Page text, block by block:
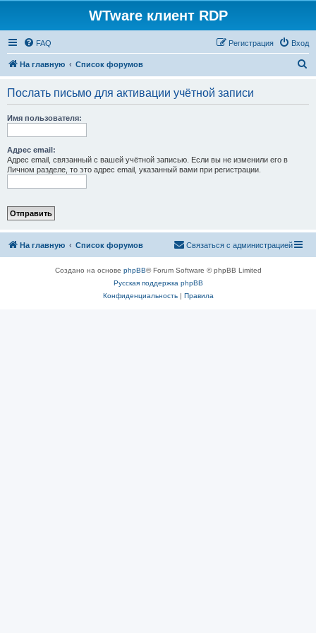
WTware клиент RDP
FAQ Вход
Регистрация
На главную Список форумов
Послать письмо для активации учётной записи
Имя пользователя:
Адрес email:
Адрес email, связанный с вашей учётной записью. Если вы не изменили его в
Личном разделе, то это адрес email, указанный вами при регистрации.
На главную Список форумов Связаться с администрацией
Создано на основе phpBB® Forum Software © phpBB Limited
Русская поддержка phpBB
Конфиденциальность| Правила